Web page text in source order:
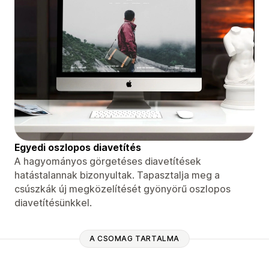
Egyedi oszlopos diavetítés
A hagyományos görgetéses diavetítések
hatástalannak bizonyultak. Tapasztalja meg a
csúszkák új megközelítését gyönyörű oszlopos
diavetítésünkkel.
A CSOMAG TARTALMA